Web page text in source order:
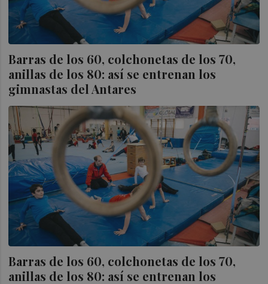
Barras de los 60, colchonetas de los 70,
anillas de los 80: así se entrenan los
gimnastas del Antares
Barras de los 60, colchonetas de los 70,
anillas de los 80: así se entrenan los